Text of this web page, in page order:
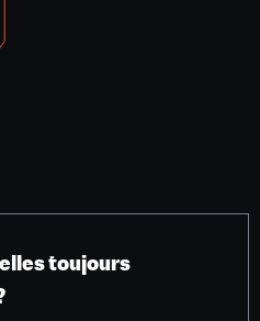
toujours